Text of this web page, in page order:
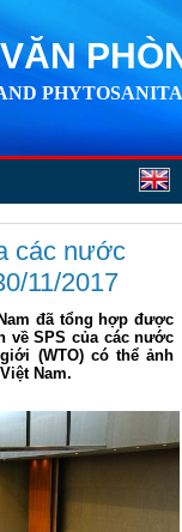
VĂN
các nước
11/2017
đã tổng hợp được
về SPS của các nước
(WTO) có thể ảnh
Nam.